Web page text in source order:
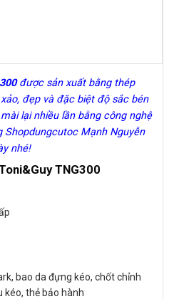
được sản xuất bằng thép
đẹp và đặc biệt độ sắc bén
lại nhiều lần bằng công nghệ
Shopdungcutoc Mạnh Nguyễn
nhé!
TNG300
bao da đựng kéo, chốt chỉnh
kéo, thẻ bảo hành